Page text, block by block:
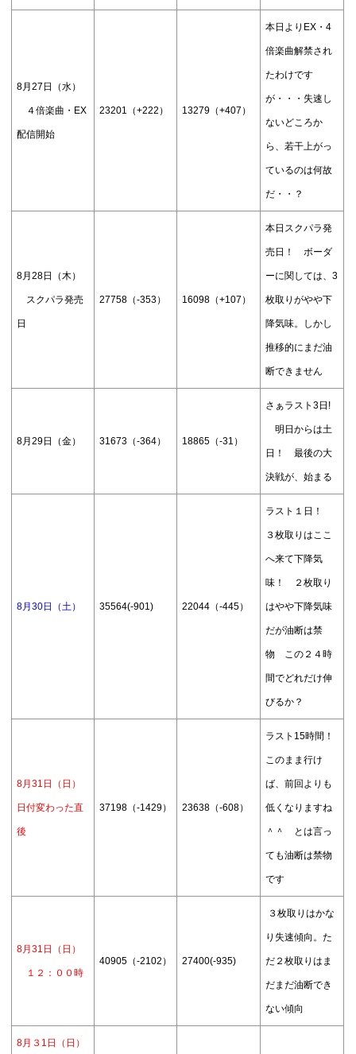
8月27日（水）
４倍楽曲・EX
配信開始
23201（+222） 13279（+407）
本日よりEX・4
倍楽曲解禁され
たわけです
が・・・失速し
ないどころか
ら、若干上がっ
ているのは何故
だ・・？
8月28日（木）
スクパラ発売
日
27758（-353） 16098（+107）
本日スクパラ発
売日！ ボーダ
ーに関しては、3
枚取りがやや下
降気味。しかし
推移的にまだ油
断できません
8月29日（金） 31673（-364） 18865（-31）
さぁラスト3日!
明日からは土
日！ 最後の大
決戦が、始まる
8月30日（土） 35564(-901) 22044（-445）
ラスト１日！
３枚取りはここ
へ来て下降気
味！ ２枚取り
はやや下降気味
だが油断は禁
物 この２４時
間でどれだけ伸
びるか？
8月31日（日）
日付変わった直
後
37198（-1429） 23638（-608）
ラスト15時間！
このまま行け
ば、前回よりも
低くなりますね
＾＾ とは言っ
ても油断は禁物
です
8月31日（日）
１２：００時
40905（-2102） 27400(-935)
３枚取りはかな
り失速傾向。た
だ２枚取りはま
だまだ油断でき
ない傾向
8月３1日（日）